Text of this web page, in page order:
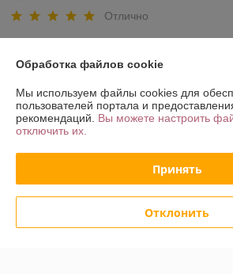
Отлично
О нас
Контакты
Обработка файлов cookie
Мы используем файлы cookies для
пользователей портала и
рекомендаций. Вы можете настроить
отключить их.
Принять
Отклонить